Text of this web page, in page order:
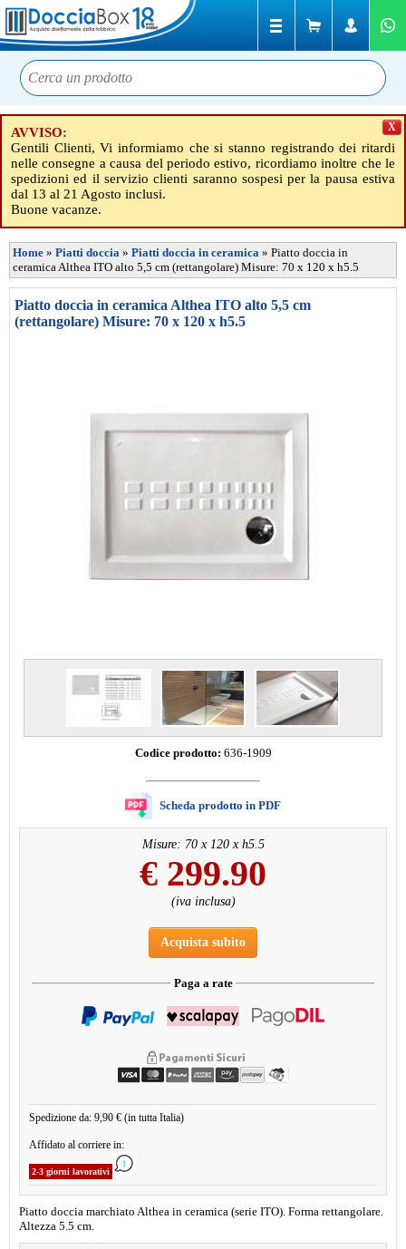
AVVISO:
Gentili Clienti, Vi informiamo che si stanno registrando dei ritardi
nelle consegne a causa del periodo estivo, ricordiamo inoltre che le
spedizioni ed il servizio clienti saranno sospesi per la pausa estiva
dal 13 al 21 Agosto inclusi.
Buone vacanze.
X
Home » Piatti doccia » Piatti doccia in ceramica » Piatto doccia in
ceramica Althea ITO alto 5,5 cm (rettangolare) Misure: 70 x 120 x h5.5
Piatto doccia in ceramica Althea ITO alto 5,5 cm
(rettangolare) Misure: 70 x 120 x h5.5
Codice prodotto: 636-1909
Scheda prodotto in PDF
Misure: 70 x 120 x h5.5
€ 299.90
(iva inclusa)
Acquista subito
Paga a rate
Spedizione da: 9,90 € (in tutta Italia)
Affidato al corriere in:
2-3 giorni lavorativi
Piatto doccia marchiato Althea in ceramica (serie ITO). Forma rettangolare.
Altezza 5.5 cm.